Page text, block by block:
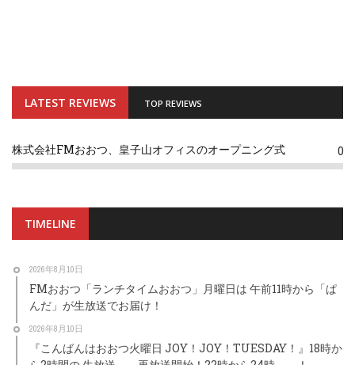
LATEST REVIEWS TOP REVIEWS
株式会社FMおおつ、皇子山オフィスのオープニング式 0
TIMELINE
2026年8月10日
FMおおつ「ランチタイムおおつ」月曜日は 午前11時から「ぱ
んだ」が生放送でお届け！
2026年8月10日
『こんばんはおおつ火曜日 JOY！JOY！TUESDAY！』18時か